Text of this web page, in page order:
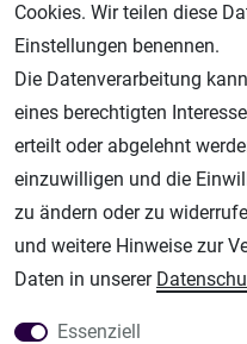
Airbrush-City
Fachhandel für:
Modellbau-City
Modellbau Shop
Plotter-City
Schneideplotter,
Im Shop Kaufen
Cookies. Wir teilen diese
Einstellungen benennen.
Die Datenverarbeitung
eines berechtigten
erteilt oder abgelehnt
einzuwilligen und die
zu ändern oder zu
und weitere Hinweise zur
Daten in unserer
Essenziell